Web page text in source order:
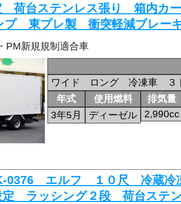
荷台ステンレス張り 箱内カ
東プレ製 衝突軽減ブレー
PM新規規制適合車
ワイド ロング 冷凍車 ３
年式
3年5月
使用燃料
ディーゼル
排気量
2,990cc
0376 エルフ １０尺 冷蔵冷
ラッシング２段 荷台ステ